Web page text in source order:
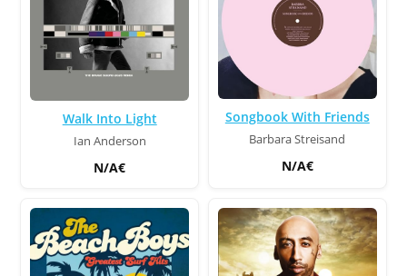
Walk Into Light
Ian Anderson
N/A€
Songbook With Friends
Barbara Streisand
N/A€